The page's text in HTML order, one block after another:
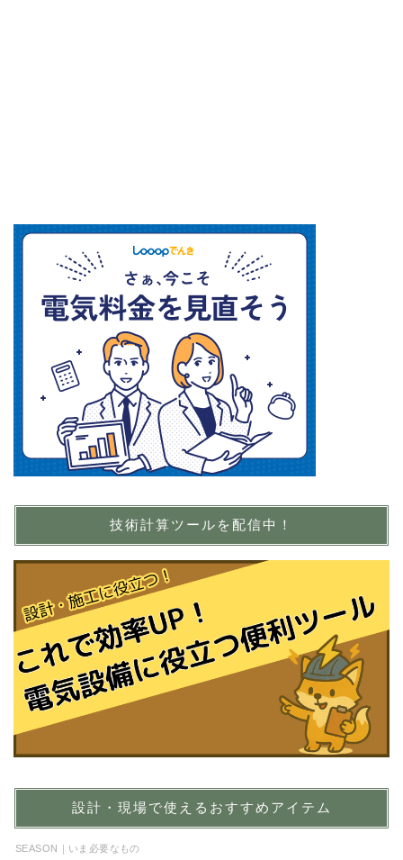
技術計算ツールを配信中！
設計・現場で使えるおすすめアイテム
SEASON｜いま必要なもの